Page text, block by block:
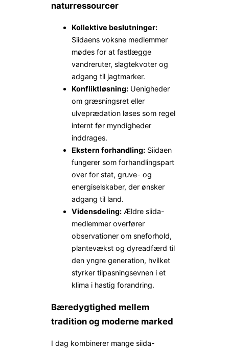
naturressourcer
Kollektive beslutninger:
Siidaens voksne medlemmer
mødes for at fastlægge
vandreruter, slagtekvoter og
adgang til jagtmarker.
Konfliktløsning: Uenigheder
om græsningsret eller
ulveprædation løses som regel
internt før myndigheder
inddrages.
Ekstern forhandling: Siidaen
fungerer som forhandlingspart
over for stat, gruve- og
energiselskaber, der ønsker
adgang til land.
Vidensdeling: Ældre siida-
medlemmer overfører
observationer om sneforhold,
plantevækst og dyreadfærd til
den yngre generation, hvilket
styrker tilpasningsevnen i et
klima i hastig forandring.
Bæredygtighed mellem
tradition og moderne marked
I dag kombinerer mange siida-